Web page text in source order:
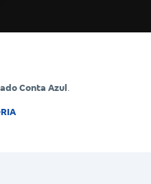
Conta Azul